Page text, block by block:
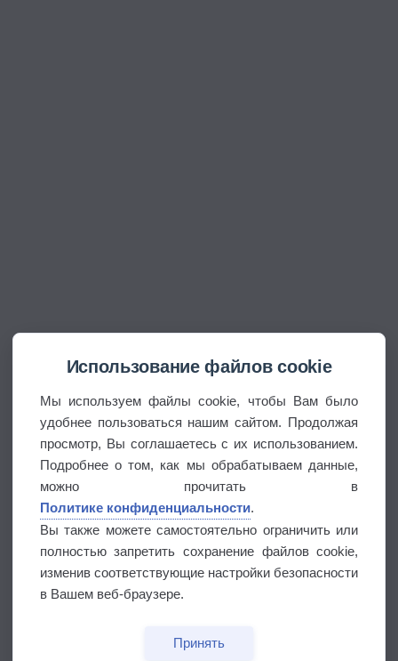
Использование файлов cookie
Мы используем файлы cookie, чтобы Вам было
удобнее пользоваться нашим сайтом. Продолжая
просмотр, Вы соглашаетесь с их использованием.
Подробнее о том, как мы обрабатываем данные,
можно прочитать в
Политике конфиденциальности.
Вы также можете самостоятельно ограничить или
полностью запретить сохранение файлов cookie,
изменив соответствующие настройки безопасности
в Вашем веб-браузере.
Принять